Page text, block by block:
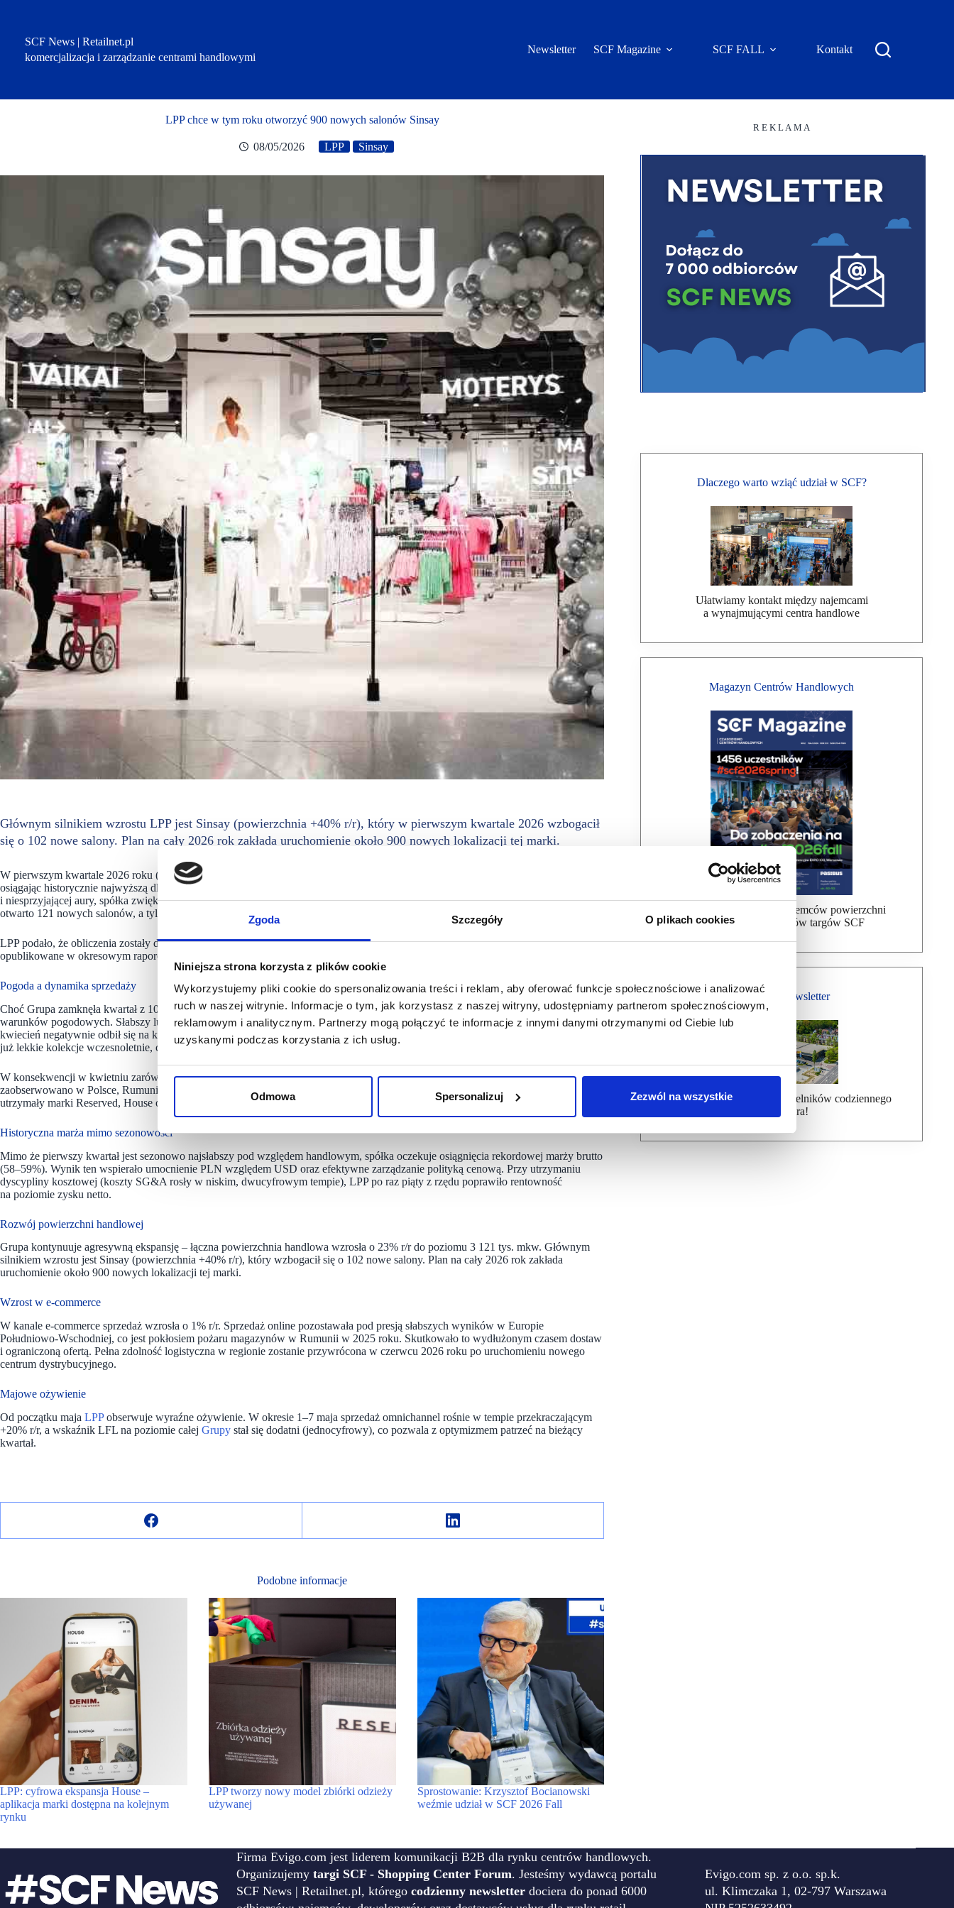
Zgoda Szczegóły O plikach cookies
Niniejsza strona korzysta z plików cookie
Wykorzystujemy pliki cookie do spersonalizowania treści i reklam, aby oferować funkcje społecznościowe i analizować
ruch w naszej witrynie. Informacje o tym, jak korzystasz z naszej witryny, udostępniamy partnerom społecznościowym,
reklamowym i analitycznym. Partnerzy mogą połączyć te informacje z innymi danymi otrzymanymi od Ciebie lub
uzyskanymi podczas korzystania z ich usług.
Odmowa Spersonalizuj Zezwól na wszystkie
SCF News | Retailnet.pl
komercjalizacja i zarządzanie centrami handlowymi
Newsletter SCF Magazine SCF FALL Kontakt
LPP chce w tym roku otworzyć 900 nowych salonów Sinsay
08/05/2026 LPP Sinsay
Głównym silnikiem wzrostu LPP jest Sinsay (powierzchnia +40% r/r), który w pierwszym kwartale 2026 wzbogacił
się o 102 nowe salony. Plan na cały 2026 rok zakłada uruchomienie około 900 nowych lokalizacji tej marki.
W pierwszym kwartale 2026 roku (luty–kwiecień) Grupa LPP odnotowała 10-procentowy wzrost przychodów w walutach stałych,
osiągając historycznie najwyższą dla tego okresu marżę brutto na poziomie 58–59%. Mimo spadku sprzedaży LFL o 2,8%
i niesprzyjającej aury, spółka zwiększyła zysk operacyjny (EBIT) w wysokim dwucyfrowym tempie. W analizowanym okresie
otwarto 121 nowych salonów, a tylko w pierwszym tygodniu maja sprzedaż omnichannel wystrzeliła o ponad 20% r/r.
LPP podało, że obliczenia zostały dokonane według wiedzy zarządu na dzień 8 maja 2026 roku. Ostateczne dane zostaną
opublikowane w okresowym raporcie finansowym za I kwartał 2026 w dniu 11 czerwca 2026 roku.
Pogoda a dynamika sprzedaży
Choć Grupa zamknęła kwartał z 10-procentowym wzrostem przychodów, poziom sprzedaży pozostawał pod istotnym wpływem
warunków pogodowych. Słabszy luty został częściowo zrekompensowany bardzo dobrymi wynikami w marcu, jednak chłodny
kwiecień negatywnie odbił się na końcowym rezultacie. W kluczowych kategoriach (odzież damska, męska i dziecięca) dostępne były
już lekkie kolekcje wczesnoletnie, co przy niskich temperaturach przełożyło się na niższą sprzedaż.
W konsekwencji w kwietniu zarówno dojrzałe marki, jak i Sinsay odnotowały ujemne dynamiki LFL, a najsłabsze wyniki
zaobserwowano w Polsce, Rumunii, Serbii, Bośni i Hercegowinie oraz Ukrainie. W skali całego kwartału dodatnie wskaźniki LFL
utrzymały marki Reserved, House oraz Cropp, podczas gdy Sinsay i Mohito znalazły się pod kreską.
Historyczna marża mimo sezonowości
Mimo że pierwszy kwartał jest sezonowo najsłabszy pod względem handlowym, spółka oczekuje osiągnięcia rekordowej marży brutto
(58–59%). Wynik ten wspierało umocnienie PLN względem USD oraz efektywne zarządzanie polityką cenową. Przy utrzymaniu
dyscypliny kosztowej (koszty SG&A rosły w niskim, dwucyfrowym tempie), LPP po raz piąty z rzędu poprawiło rentowność
na poziomie zysku netto.
Rozwój powierzchni handlowej
Grupa kontynuuje agresywną ekspansję – łączna powierzchnia handlowa wzrosła o 23% r/r do poziomu 3 121 tys. mkw. Głównym
silnikiem wzrostu jest Sinsay (powierzchnia +40% r/r), który wzbogacił się o 102 nowe salony. Plan na cały 2026 rok zakłada
uruchomienie około 900 nowych lokalizacji tej marki.
Wzrost w e-commerce
W kanale e-commerce sprzedaż wzrosła o 1% r/r. Sprzedaż online pozostawała pod presją słabszych wyników w Europie
Południowo-Wschodniej, co jest pokłosiem pożaru magazynów w Rumunii w 2025 roku. Skutkowało to wydłużonym czasem dostaw
i ograniczoną ofertą. Pełna zdolność logistyczna w regionie zostanie przywrócona w czerwcu 2026 roku po uruchomieniu nowego
centrum dystrybucyjnego.
Majowe ożywienie
Od początku maja LPPobserwuje wyraźne ożywienie. W okresie 1–7 maja sprzedaż omnichannel rośnie w tempie przekraczającym
+20% r/r, a wskaźnik LFL na poziomie całej Grupy stał się dodatni (jednocyfrowy), co pozwala z optymizmem patrzeć na bieżący
kwartał.
Podobne informacje
LPP: cyfrowa ekspansja House –
aplikacja marki dostępna na kolejnym
rynku
LPP tworzy nowy model zbiórki odzieży
używanej
Sprostowanie: Krzysztof Bocianowski
weźmie udział w SCF 2026 Fall
R E K L A M A
Dlaczego warto wziąć udział w SCF?
Ułatwiamy kontakt między najemcami
a wynajmującymi centra handlowe
Magazyn Centrów Handlowych
Bezpłatna wysyłka dla najemców powierzchni
handlowej, uczestników targów SCF
Bezpłatny Newsletter
Dołącz do ponad 7000 czytelników codziennego
newslettera!
Firma Evigo.com jest liderem komunikacji B2B dla rynku centrów handlowych.
Organizujemy targi SCF - Shopping Center Forum. Jesteśmy wydawcą portalu
SCF News | Retailnet.pl, którego codzienny newsletter dociera do ponad 6000
Evigo.com sp. z o.o. sp.k.
ul. Klimczaka 1, 02-797 Warszawa